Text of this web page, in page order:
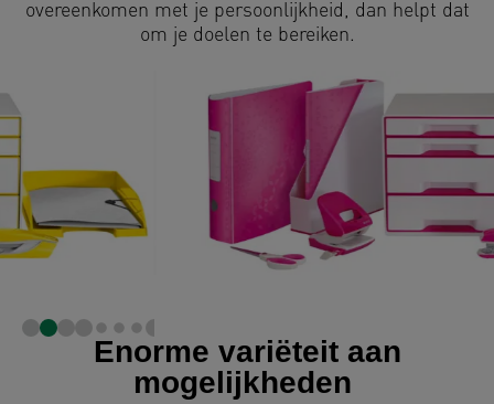
overeenkomen met je persoonlijkheid, dan helpt dat
om je doelen te bereiken.
Enorme variëteit aan
mogelijkheden